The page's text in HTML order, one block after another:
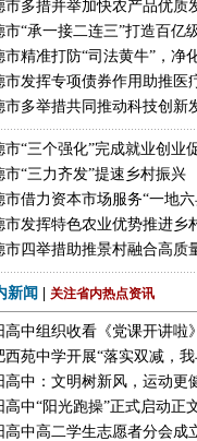
市多措并举加快农产品优质
市“承一接二连三”打造百亿
市精准打防“司法黄牛”，净
市发挥专项债券作用助推医
市多举措共同推动科技创新
市“三个强化”完成就业创业
市“三力齐发”提速乡村振兴
市借力资本市场服务“一地
市发挥特色农业优势推进乡
市四举措助推景村融合高质
新闻 关注省内热点资讯
高中组织收看《党课开讲啦
西苑中学开展“落实双减，
高中：文明树新风，运动更
高中“阳光跑操”正式启动正
高中高二学生志愿者分会成